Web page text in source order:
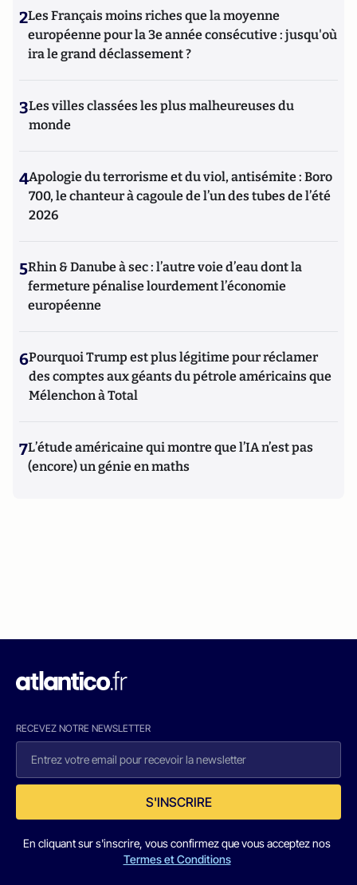
2Les Français moins riches que la moyenne
européenne pour la 3e année consécutive : jusqu'où
ira le grand déclassement ?
3Les villes classées les plus malheureuses du
monde
4Apologie du terrorisme et du viol, antisémite : Boro
700, le chanteur à cagoule de l’un des tubes de l’été
2026
5Rhin & Danube à sec : l’autre voie d’eau dont la
fermeture pénalise lourdement l’économie
européenne
6Pourquoi Trump est plus légitime pour réclamer
des comptes aux géants du pétrole américains que
Mélenchon à Total
7L’étude américaine qui montre que l’IA n’est pas
(encore) un génie en maths
RECEVEZ NOTRE NEWSLETTER
S'INSCRIRE
En cliquant sur s'inscrire, vous confirmez que vous acceptez nos
Termes et Conditions